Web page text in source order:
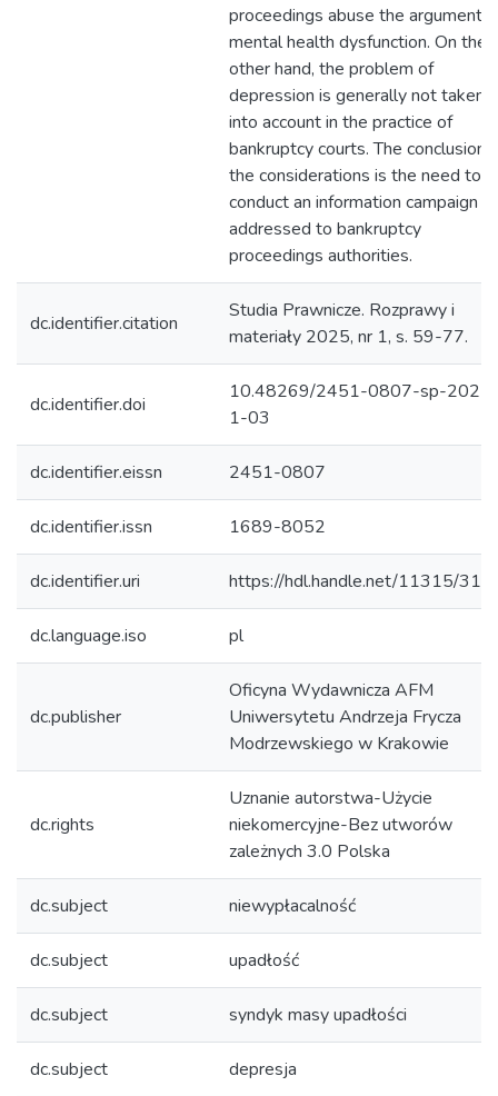
proceedings abuse the argument
mental health dysfunction. On the
other hand, the problem of
depression is generally not taken
into account in the practice of
bankruptcy courts. The conclusion
the considerations is the need to
conduct an information campaign
addressed to bankruptcy
proceedings authorities.
dc.identifier.citation
Studia Prawnicze. Rozprawy i
materiały 2025, nr 1, s. 59-77.
dc.identifier.doi
10.48269/2451-0807-sp-2025-
1-03
dc.identifier.eissn 2451-0807
dc.identifier.issn 1689-8052
dc.identifier.uri https://hdl.handle.net/11315/
dc.language.iso pl
dc.publisher
Oficyna Wydawnicza AFM
Uniwersytetu Andrzeja Frycza
Modrzewskiego w Krakowie
dc.rights
Uznanie autorstwa-Użycie
niekomercyjne-Bez utworów
zależnych 3.0 Polska
dc.subject niewypłacalność
dc.subject upadłość
dc.subject syndyk masy upadłości
dc.subject depresja